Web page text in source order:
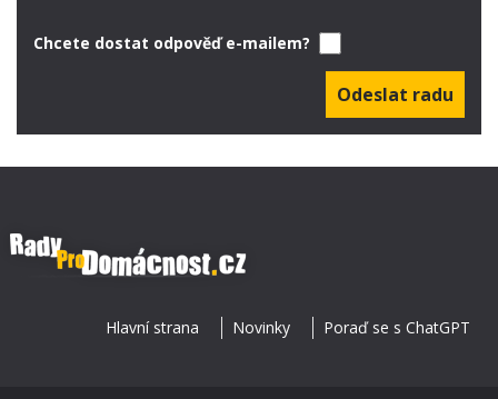
Chcete dostat odpověď e-mailem?
Hlavní strana Novinky Poraď se s ChatGPT